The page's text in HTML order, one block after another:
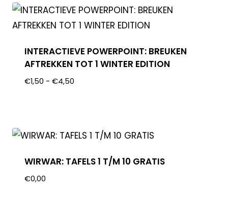
INTERACTIEVE POWERPOINT: BREUKEN
AFTREKKEN TOT 1 WINTER EDITION
€1,50 - €4,50
WIRWAR: TAFELS 1 T/M 10 GRATIS
€0,00